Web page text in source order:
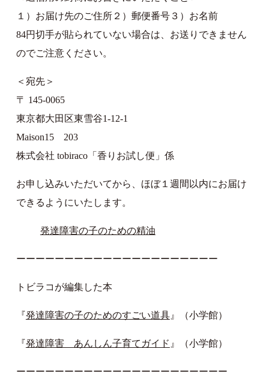
１）お届け先のご住所２）郵便番号３）お名前
84円切手が貼られていない場合は、お送りできません
のでご注意ください。
＜宛先＞
〒 145-0065
東京都大田区東雪谷1-12-1
Maison15 203
株式会社 tobiraco「香りお試し便」係
お申し込みいただいてから、ほぼ１週間以内にお届け
できるようにいたします。
発達障害の子のための精油
ーーーーーーーーーーーーーーーーーーーーー
トビラコが編集した本
『発達障害の子のためのすごい道具』（小学館）
『発達障害 あんしん子育てガイド 』（小学館）
ーーーーーーーーーーーーーーーーーーーーーー